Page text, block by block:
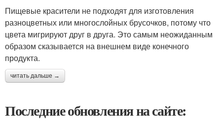
Пищевые красители не подходят для изготовления
разноцветных или многослойных брусочков, потому что
цвета мигрируют друг в друга. Это самым неожиданным
образом сказывается на внешнем виде конечного
продукта.
читать дальше →
Последние обновления на сайте: